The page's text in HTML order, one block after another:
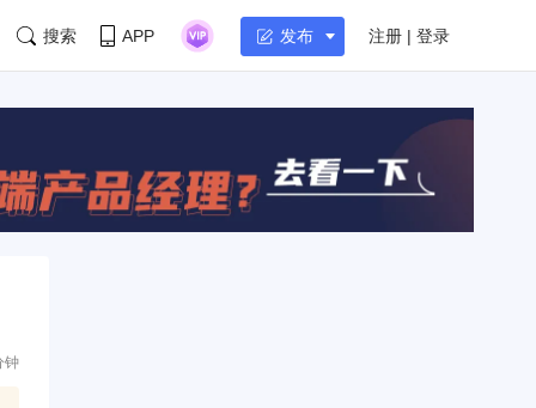
搜索 APP 发布 注册 | 登录
钟